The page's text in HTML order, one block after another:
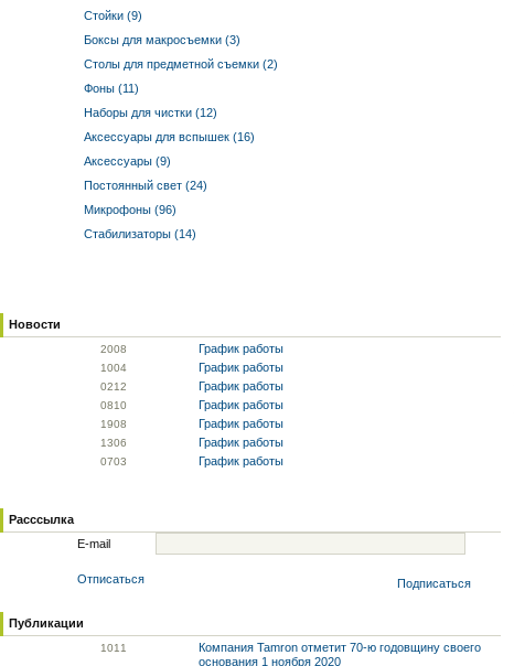
Стойки (9)
Боксы для макросъемки (3)
Столы для предметной съемки (2)
Фоны (11)
Наборы для чистки (12)
Аксессуары для вспышек (16)
Аксессуары (9)
Постоянный свет (24)
Микрофоны (96)
Стабилизаторы (14)
Новости
2008 График работы
1004 График работы
0212 График работы
0810 График работы
1908 График работы
1306 График работы
0703 График работы
Расссылка
E-mail
Отписаться Подписаться
Публикации
1011
Компания Tamron отметит 70-ю годовщину своего
основания 1 ноября 2020